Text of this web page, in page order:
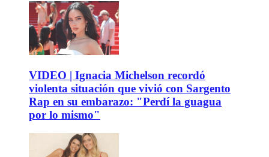
VIDEO | Ignacia Michelson recordó
violenta situación que vivió con Sargento
Rap en su embarazo: "Perdí la guagua
por lo mismo"